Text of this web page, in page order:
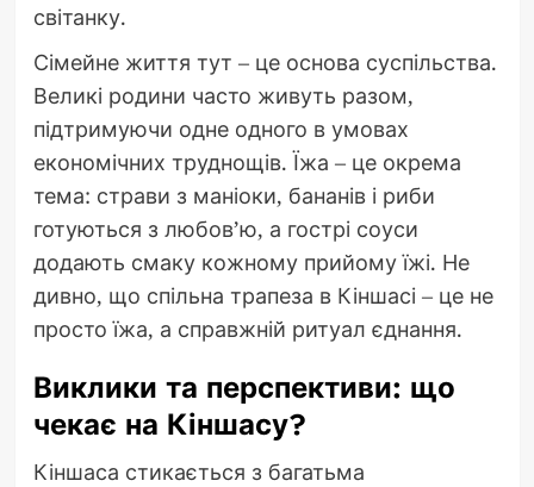
світанку.
Сімейне життя тут – це основа суспільства.
Великі родини часто живуть разом,
підтримуючи одне одного в умовах
економічних труднощів. Їжа – це окрема
тема: страви з маніоки, бананів і риби
готуються з любов’ю, а гострі соуси
додають смаку кожному прийому їжі. Не
дивно, що спільна трапеза в Кіншасі – це не
просто їжа, а справжній ритуал єднання.
Виклики та перспективи: що
чекає на Кіншасу?
Кіншаса стикається з багатьма